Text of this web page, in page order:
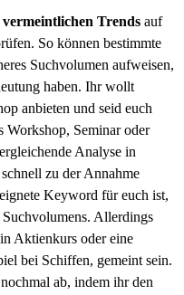
vermeintlichen Trends auf
So können bestimmte
Suchvolumen aufweisen,
haben. Ihr wollt
anbieten und seid euch
Workshop, Seminar oder
Analyse in
zu der Annahme
Keyword für euch ist,
Allerdings
Aktienkurs oder eine
bei Schiffen, gemeint sein.
ab, indem ihr den